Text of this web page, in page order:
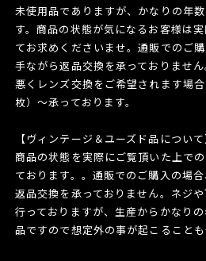
未使用品でありますが、かなりの年
す。商品の状態が気になるお客様は
てお求めくださいませ。通販でのご
手ながら返品交換を承っておりませ
悪くレンズ交換をご希望されます場
枚）〜承っております。
【ヴィンテージ＆ユーズド品について
商品の状態を実際にご覧頂いた上で
ております。。通販でのご購入の場
返品交換を承っておりません。ネジ
行っておりますが、生産からかなり
品ですので想定外の事が起こることも